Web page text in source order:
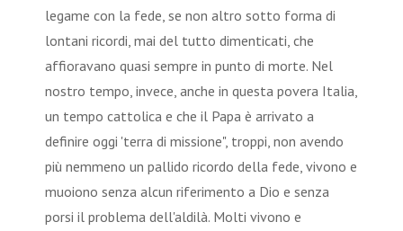
legame con la fede, se non altro sotto forma di
lontani ricordi, mai del tutto dimenticati, che
affioravano quasi sempre in punto di morte. Nel
nostro tempo, invece, anche in questa povera Italia,
un tempo cattolica e che il Papa è arrivato a
definire oggi 'terra di missione", troppi, non avendo
più nemmeno un pallido ricordo della fede, vivono e
muoiono senza alcun riferimento a Dio e senza
porsi il problema dell'aldilà. Molti vivono e